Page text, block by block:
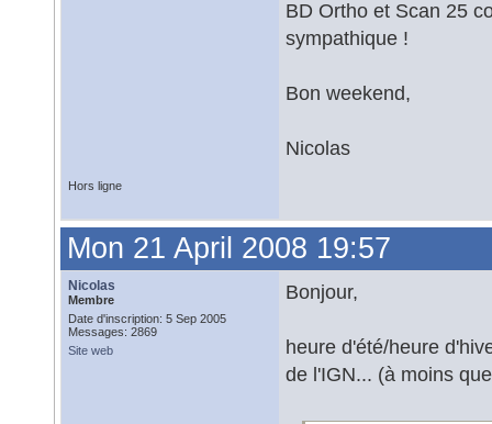
BD Ortho et Scan 25
sympathique !
Bon weekend,
Nicolas
Hors ligne
Mon 21 April 2008 19:57
Nicolas
Membre
Date d'inscription: 5 Sep 2005
Messages: 2869
Site web
Bonjour,
heure d'été/heure
de l'IGN... (à moins